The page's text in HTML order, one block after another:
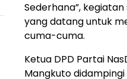
Sederhana”,
yang datang untuk
cuma-cuma.
Ketua DPD Partai
Mangkuto